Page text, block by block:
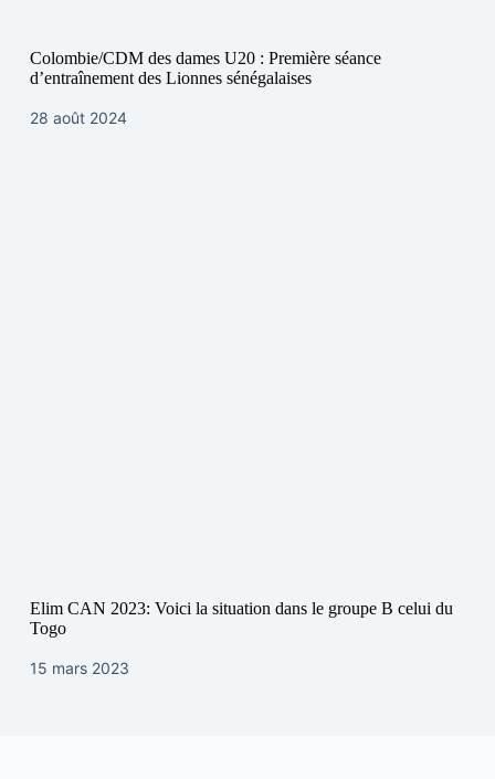
Colombie/CDM des dames U20 : Première séance
d’entraînement des Lionnes sénégalaises
28 août 2024
Elim CAN 2023: Voici la situation dans le groupe B celui du
Togo
15 mars 2023